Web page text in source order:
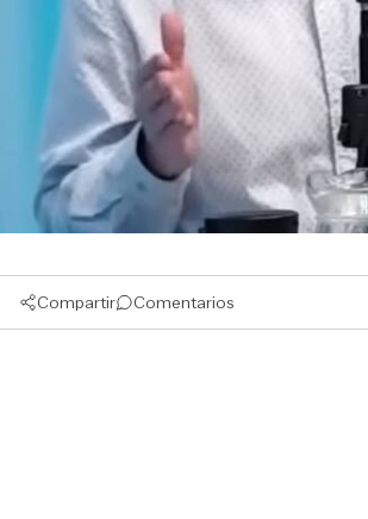
Compartir Comentarios